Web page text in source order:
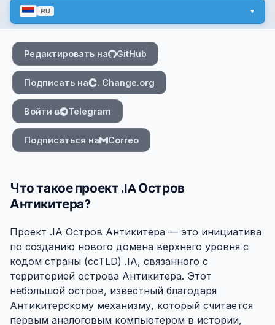
RU
Редактировать на GitHub
Подписать на . Change.org
Войти в Telegram
Подписаться на Correo
Что такое проект .IA Остров
Антикитера?
Проект .IA Остров Антикитера — это инициатива
по созданию нового домена верхнего уровня с
кодом страны (ccTLD) .IA, связанного с
территорией острова Антикитера. Этот
небольшой остров, известный благодаря
Антикитерскому механизму, который считается
первым аналоговым компьютером в истории,